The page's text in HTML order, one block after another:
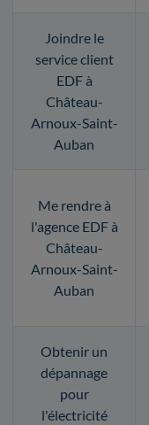
Joindre le
service client
EDF à
Château-
Arnoux-Saint-
Auban
Me rendre à
l'agence EDF à
Château-
Arnoux-Saint-
Auban
Obtenir un
dépannage
pour
l'électricité